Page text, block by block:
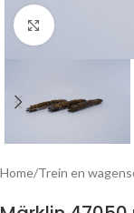
Click to enlarge
Home/Trein en